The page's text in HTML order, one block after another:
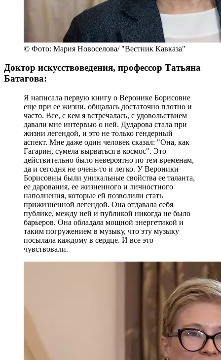
© Фото: Мария Новоселова/ "Вестник Кавказа"
Доктор искусствоведения, профессор Татьяна
Батагова:
Я написала первую книгу о Веронике Борисовне
еще при ее жизни, общалась достаточно плотно и
часто. Все, с кем я встречалась, с удовольствием
давали мне интервью о ней. Дударова стала при
жизни легендой, и это не только гендерный
аспект. Мне даже один человек сказал: "Она, как
Гагарин, сумела вырваться в космос". Это
действительно было невероятно по тем временам,
да и сегодня не очень-то и легко. У Вероники
Борисовны были уникальные свойства ее таланта,
ее дарования, ее жизненного и личностного
наполнения, которые ей позволили стать
прижизненной легендой. Она отдавала себя
публике, между ней и публикой никогда не было
барьеров. Она обладала мощной энергетикой и
таким погружением в музыку, что эту музыку
посылала каждому в сердце. И все это
чувствовали.